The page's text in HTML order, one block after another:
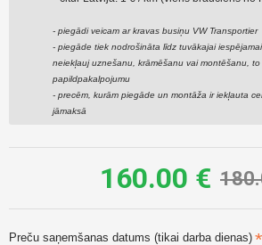
- piegādi veicam ar kravas busiņu VW Transportier
- piegāde tiek nodrošināta līdz tuvākajai
neiekļauj uznešanu, krāmēšanu vai montēšanu,
papildpakalpojumu
- precēm, kurām piegāde un montāža ir iekļauta
jāmaksā
160.00 €
Preču saņemšanas datums (tikai darba dienas)